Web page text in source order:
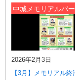
中城メモリアルパ
2026年2月3日
【3月】メモリアル終